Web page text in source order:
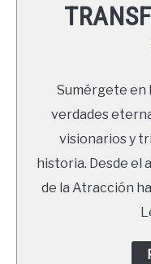
RECURSOS
NEWSLETTER
Sumérgete en
verdades
visionarios y
historia. Desde el
de la Atracción